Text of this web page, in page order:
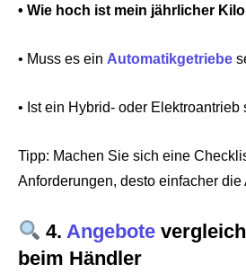
• Wie hoch ist mein jährlicher
• Muss es ein Automatikgetriebe
• Ist ein Hybrid- oder Elektroantrieb
Tipp: Machen Sie sich eine
Anforderungen, desto einfacher die
4.Angebote
beim Händler